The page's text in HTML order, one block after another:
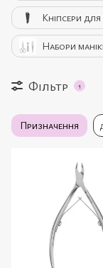
Кніпсери для
Набори
Фільтр 1
Призначення